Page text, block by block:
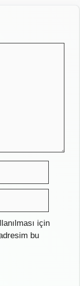
için
bu